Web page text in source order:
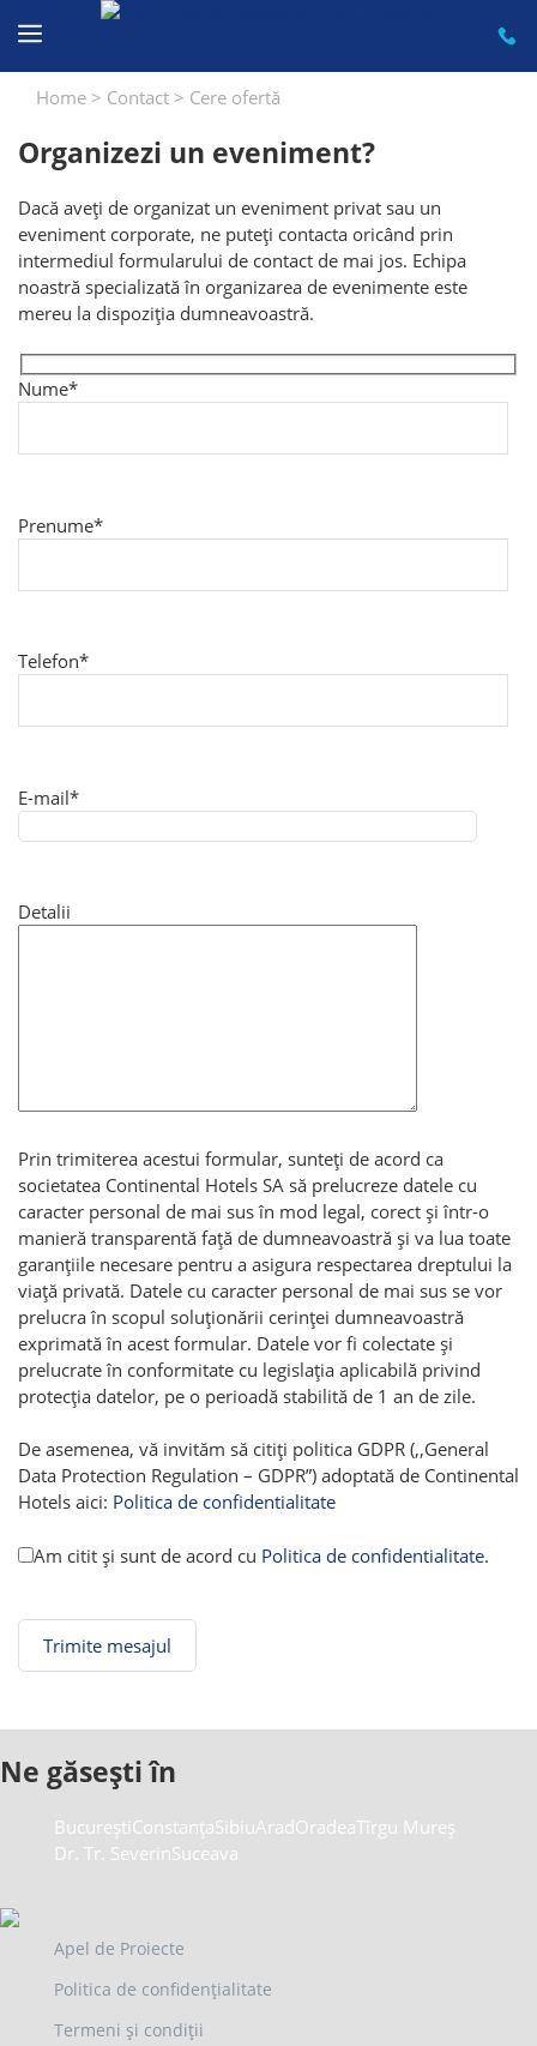
Home > Contact > Cere ofertă
Organizezi un eveniment?
Dacă aveți de organizat un eveniment privat sau un
eveniment corporate, ne puteți contacta oricând prin
intermediul formularului de contact de mai jos. Echipa
noastră specializată în organizarea de evenimente este
mereu la dispoziția dumneavoastră.
Nume*
Prenume*
Telefon*
E-mail*
Detalii
Prin trimiterea acestui formular, sunteți de acord ca
societatea Continental Hotels SA să prelucreze datele cu
caracter personal de mai sus în mod legal, corect și într-o
manieră transparentă față de dumneavoastră și va lua toate
garanțiile necesare pentru a asigura respectarea dreptului la
viață privată. Datele cu caracter personal de mai sus se vor
prelucra în scopul soluționării cerinței dumneavoastră
exprimată în acest formular. Datele vor fi colectate și
prelucrate în conformitate cu legislația aplicabilă privind
protecția datelor, pe o perioadă stabilită de 1 an de zile.
De asemenea, vă invităm să citiți politica GDPR (,,General
Data Protection Regulation – GDPR”) adoptată de Continental
Hotels aici: Politica de confidentialitate
Am citit și sunt de acord cu Politica de confidentialitate.
Ne găsești în
București ConstanțaSibiuAradOradeaTîrgu Mureș
Dr. Tr. SeverinSuceava
Apel de Proiecte
Politica de confidențialitate
Termeni și condiții